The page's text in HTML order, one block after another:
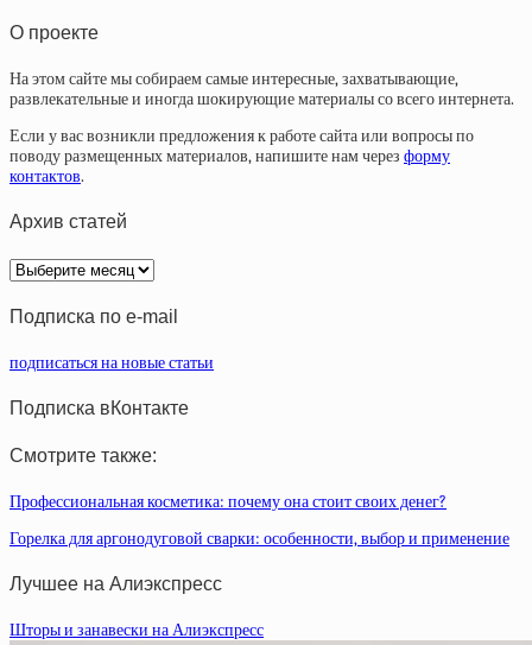
О проекте
На этом сайте мы собираем самые интересные, захватывающие,
развлекательные и иногда шокирующие материалы со всего интернета.
Если у вас возникли предложения к работе сайта или вопросы по
поводу размещенных материалов, напишите нам через форму
контактов.
Архив статей
Архив
статей
Подписка по e-mail
подписаться на новые статьи
Подписка вКонтакте
Смотрите также:
Профессиональная косметика: почему она стоит своих денег?
Горелка для аргонодуговой сварки: особенности, выбор и применение
Лучшее на Алиэкспресс
Шторы и занавески на Алиэкспресс